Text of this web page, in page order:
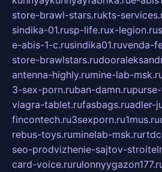
store-brawl-stars.rukts-
sindika-01.rusp-life.rux-legion.ru
e-abis-1-c.rusindika01.ruvenda-
store-brawlstars.ru
antenna-highly.rumine-lab-
3-sex-porn.ruban-damn.ru
viagra-tablet.rufasbags.ruadler-
fincontech.ru3sexporn.ru1mus.ru
rebus-toys.ruminelab-msk.ru
seo-prodvizhenie-sajtov-
card-voice.ru